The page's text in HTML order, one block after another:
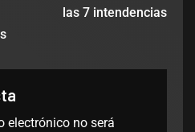
las 7 intendencias
electrónico no será